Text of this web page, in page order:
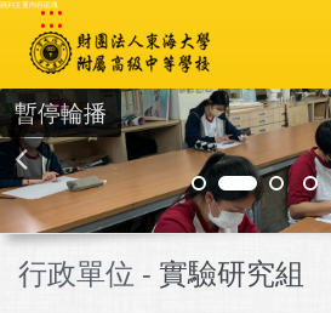
跳到主要內容區塊
:::
暫停輪播
行政單位 - 實驗研究組